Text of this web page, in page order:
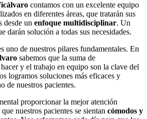
contamos con un excelente equipo
en diferentes áreas, que tratarán sus
desde un enfoque multidisciplinar. Un
darán solución a todas sus necesidades.
uno de nuestros pilares fundamentales. En
sabemos que la suma de
y el trabajo en equipo son la clave del
logramos soluciones más eficaces y
de nuestros pacientes.
proporcionar la mejor atención
nuestros pacientes se sientan cómodos y